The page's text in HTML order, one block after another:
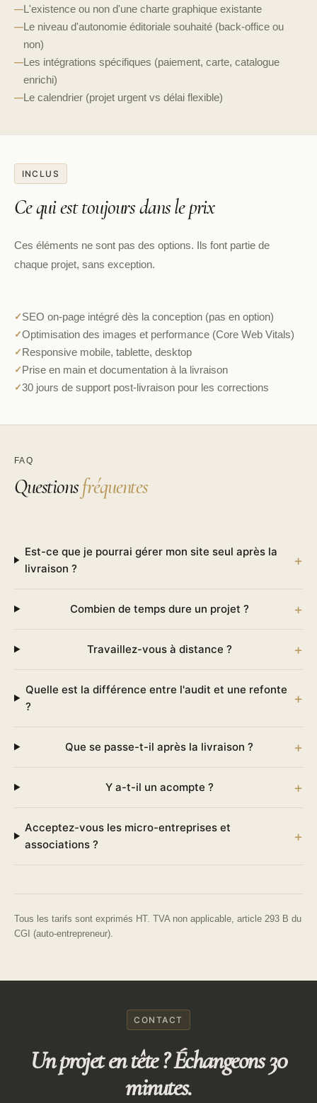
—L'existence ou non d'une charte graphique existante
—Le niveau d'autonomie éditoriale souhaité (back-office ou
non)
—Les intégrations spécifiques (paiement, carte, catalogue
enrichi)
—Le calendrier (projet urgent vs délai flexible)
INCLUS
Ce qui est toujours dans le prix
Ces éléments ne sont pas des options. Ils font partie de
chaque projet, sans exception.
✓ SEO on-page intégré dès la conception (pas en option)
✓Optimisation des images et performance (Core Web Vitals)
✓ Responsive mobile, tablette, desktop
✓ Prise en main et documentation à la livraison
✓30 jours de support post-livraison pour les corrections
FAQ
Questionsfréquentes
Est-ce que je pourrai gérer mon site seul après la
livraison ?
Combien de temps dure un projet ?
Travaillez-vous à distance ?
Quelle est la différence entre l'audit et une refonte
?
Que se passe-t-il après la livraison ?
Y a-t-il un acompte ?
Acceptez-vous les micro-entreprises et
associations ?
Tous les tarifs sont exprimés HT. TVA non applicable, article 293 B du
CGI (auto-entrepreneur).
CONTACT
Un projet en tête ? Échangeons 30
minutes.